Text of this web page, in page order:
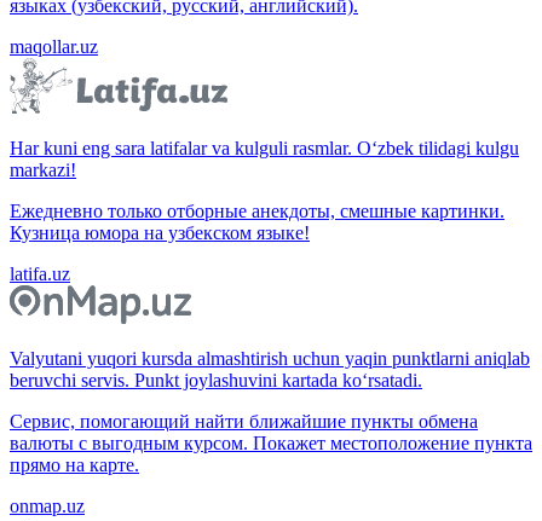
языках (узбекский, русский, английский).
maqollar.uz
Har kuni eng sara latifalar va kulguli rasmlar. O‘zbek tilidagi kulgu
markazi!
Ежедневно только отборные анекдоты, смешные картинки.
Кузница юмора на узбекском языке!
latifa.uz
Valyutani yuqori kursda almashtirish uchun yaqin punktlarni aniqlab
beruvchi servis. Punkt joylashuvini kartada ko‘rsatadi.
Сервис, помогающий найти ближайшие пункты обмена
валюты с выгодным курсом. Покажет местоположение пункта
прямо на карте.
onmap.uz